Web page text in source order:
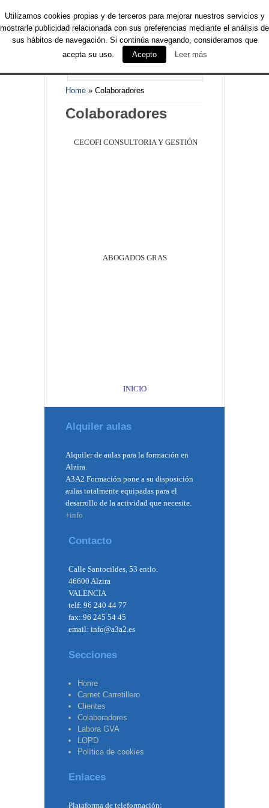
Home » Colaboradores
Colaboradores
CECOFI CONSULTORIA Y GESTIÓN
ABOGADOS GRAS
INICIO
Alquiler aulas
Alquiler de aulas para la formación en
Alzira.
A3A2 Formación pone a su disposición
aulas totalmente equipadas para el
desarrollo de la actividad que necesite.
+info
Contacto
Calle Santocildes, 53 entlo.
46600 Alzira
VALENCIA
telf: 96 240 44 77
fax: 96 245 54 45
email: info@a3a2.es
Secciones
Home
Carnet Carretillero
Clientes
Colaboradores
Labora GVA
LOPD
Política de cookies
Enlaces
Plataforma de teleformación:
Utilizamos cookies propias y de terceros para mejorar nuestros servicios y
mostrarle publicidad relacionada con sus preferencias mediante el análisis de
sus hábitos de navegación. Si continúa navegando, consideramos que
acepta su uso.
Acepto Leer más